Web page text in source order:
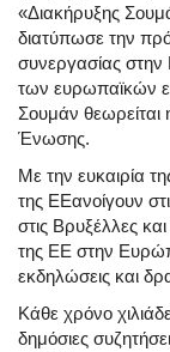
«Διακήρυξης
διατύπωσε την
συνεργασίας
των ευρωπαϊκών
Σουμάν
Ένωσης.
Με την ευκαιρία
της ΕΕανοίγουν
στις Βρυξέλλες
της ΕΕ στην
εκδηλώσεις και
Κάθε χρόνο
δημόσιες